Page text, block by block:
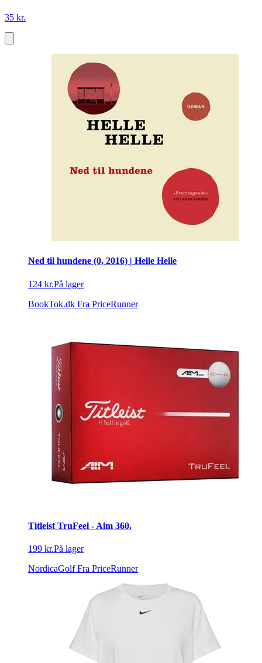
35 kr.
Ned til hundene (0, 2016) | Helle Helle
124 kr.På lager
BookTok.dk Fra PriceRunner
Titleist TruFeel - Aim 360.
199 kr.På lager
NordicaGolf Fra PriceRunner